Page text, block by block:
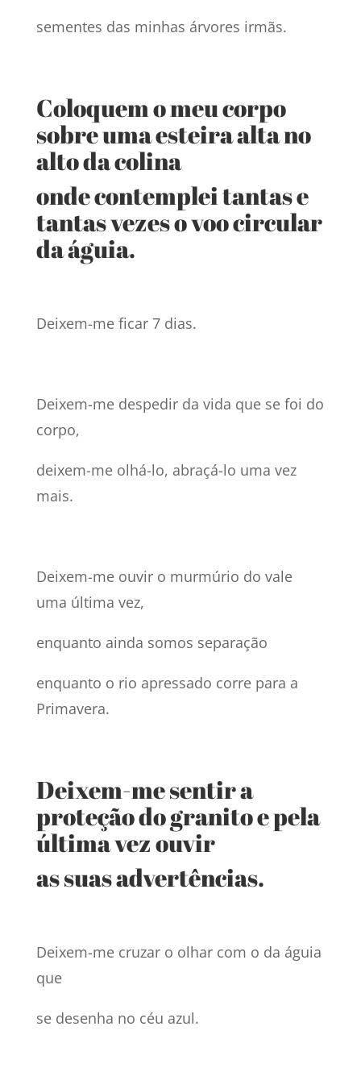
sementes das minhas árvores irmãs.
Coloquem o meu corpo
sobre uma esteira alta no
alto da colina
onde contemplei tantas e
tantas vezes o voo circular
da águia.
Deixem-me ficar 7 dias.
Deixem-me despedir da vida que se foi do
corpo,
deixem-me olhá-lo, abraçá-lo uma vez
mais.
Deixem-me ouvir o murmúrio do vale
uma última vez,
enquanto ainda somos separação
enquanto o rio apressado corre para a
Primavera.
Deixem-me sentir a
proteção do granito e pela
última vez ouvir
as suas advertências.
Deixem-me cruzar o olhar com o da águia
que
se desenha no céu azul.